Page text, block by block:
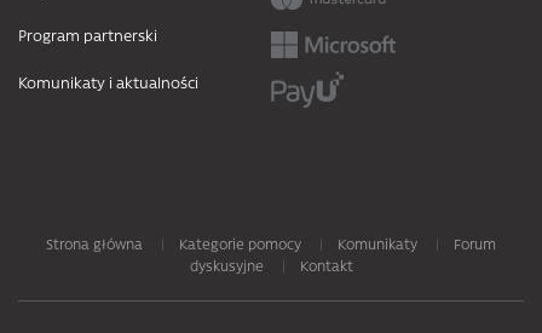
Program partnerski
Komunikaty i aktualności
Strona główna Kategorie pomocy Komunikaty
Forum
dyskusyjne
Kontakt